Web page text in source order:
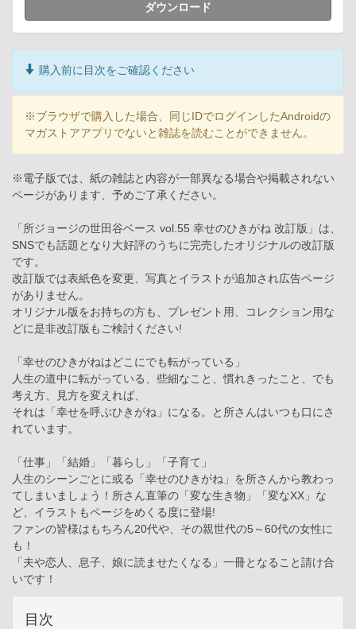
ダウンロード
購入前に目次をご確認ください
※ブラウザで購入した場合、同じIDでログインしたAndroidの
マガストアアプリでないと雑誌を読むことができません。
※電子版では、紙の雑誌と内容が一部異なる場合や掲載されない
ページがあります、予めご了承ください。
「所ジョージの世田谷ベース vol.55 幸せのひきがね 改訂版」は、
SNSでも話題となり大好評のうちに完売したオリジナルの改訂版
です。
改訂版では表紙色を変更、写真とイラストが追加され広告ページ
がありません。
オリジナル版をお持ちの方も、プレゼント用、コレクション用な
どに是非改訂版もご検討ください!
「幸せのひきがねはどこにでも転がっている」
人生の道中に転がっている、些細なこと、慣れきったこと、でも
考え方、見方を変えれば、
それは「幸せを呼ぶひきがね」になる。と所さんはいつも口にさ
れています。
「仕事」「結婚」「暮らし」「子育て」
人生のシーンごとに或る「幸せのひきがね」を所さんから教わっ
てしまいましょう！所さん直筆の「変な生き物」「変なXX」な
ど、イラストもページをめくる度に登場!
ファンの皆様はもちろん20代や、その親世代の5～60代の女性に
も！
「夫や恋人、息子、娘に読ませたくなる」一冊となること請け合
いです！
目次